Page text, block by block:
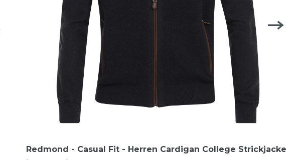
Redmond - Casual Fit - Herren Cardigan College Strickjacke